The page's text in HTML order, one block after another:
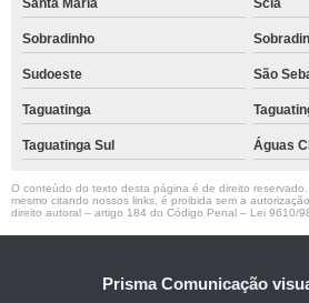
Santa Maria Scia
Sobradinho
Sudoeste São
Taguatinga
Taguatinga Sul Águas
O conteúdo do texto desta página é de direito
mesmo citando nossos links, é proibida sem a
direito autoral – artigo 184 do Código Penal – Lei 9610/
Prisma Comunicação